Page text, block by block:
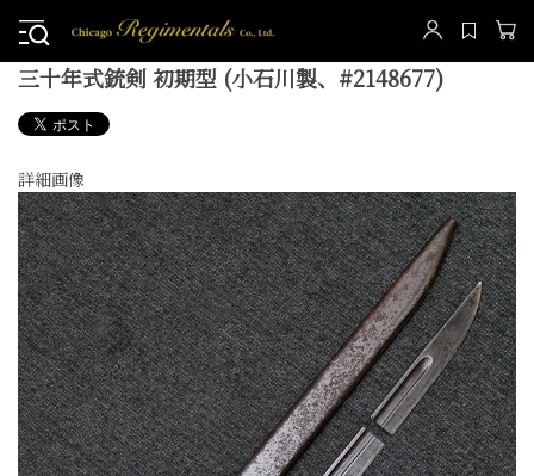
三十年式銃剣 初期型 (小石川製、#2148677)
詳細画像